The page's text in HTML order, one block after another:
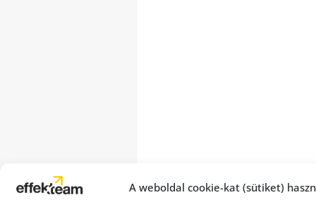
A weboldal cookie-kat (sütiket)